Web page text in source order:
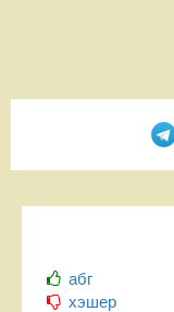
абг
хэшер